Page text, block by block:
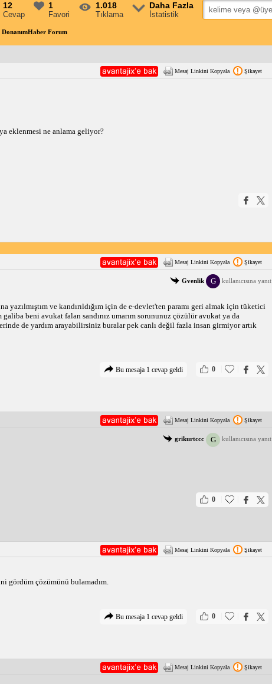
12
Cevap
1
Favori
1.018
Tıklama
Daha Fazla
İstatistik
Forum
Mesaj Linkini Kopyala Şikayet
eklenmesi ne anlama geliyor?
Mesaj Linkini Kopyala Şikayet
Gvenlik G kullanıcısına yanıt
ve kandırıldığım için de e-devlet'ten paramı geri almak için tüketici
beni avukat falan sandınız umarım sorununuz çözülür avukat ya da
de yardım arayabilirsiniz buralar pek canlı değil fazla insan girmiyor artık
0
Bu mesaja 1 cevap geldi
Mesaj Linkini Kopyala Şikayet
grikurtccc G kullanıcısına yanıt
0
Mesaj Linkini Kopyala Şikayet
gördüm çözümünü bulamadım.
0
Bu mesaja 1 cevap geldi
Mesaj Linkini Kopyala Şikayet